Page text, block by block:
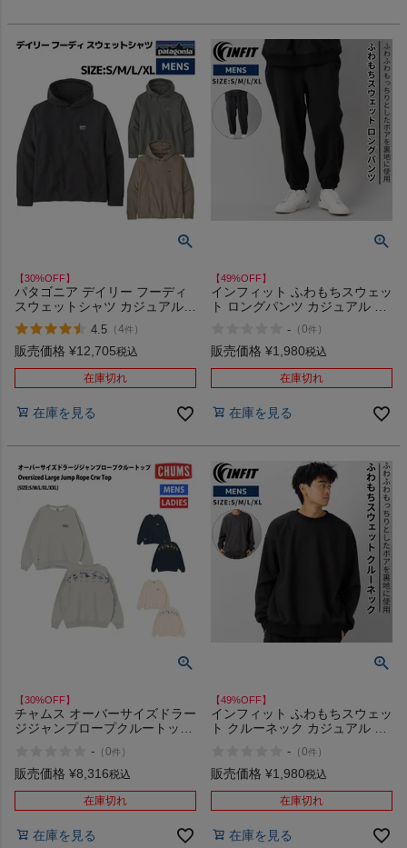
【30%OFF】
パタゴニア デイリー フーディ
スウェットシャツ カジュアル
ウェア クルーネック プルオー
バー トレーナー パーカー アウ
トドア ハイキング PATAGONIA
22770 アウトレット セール
4.5 （4件 ）
販売価格 ¥12,705税込
在庫切れ
在庫を見る
【49%OFF】
インフィット ふわもちスウェッ
ト ロングパンツ カジュアル ア
ツ ボア 暖かい あったか 長ズボ
ン INFIT アウトレット セール
- （0件 ）
販売価格 ¥1,980税込
在庫切れ
在庫を見る
【30%OFF】
チャムス オーバーサイズドラー
ジジャンプロープクルートップ
アル ウェア CHUMS Oversized
Large Jump Rope Crw Top ア
- （0件 ）
販売価格 ¥8,316税込
在庫切れ
在庫を見る
【49%OFF】
インフィット ふわもちスウェッ
ト クルーネック カジュアル ア
ツ ボア 暖かい あったか INFIT
アウトレット セール
- （0件 ）
販売価格 ¥1,980税込
在庫切れ
在庫を見る